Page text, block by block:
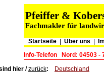
Pfeiffer &
Fachmakler für
Startseite| Über uns
Info-Telefon
Nord: 04503 -
hier /zurück: Deutschland